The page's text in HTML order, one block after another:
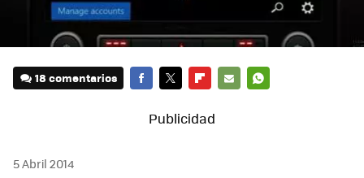
18 comentarios
5 Abril 2014